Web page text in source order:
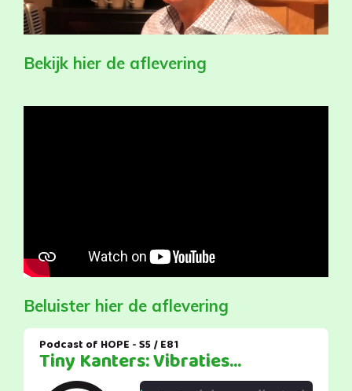
Bekijk hier de aflevering
Beluister hier de aflevering